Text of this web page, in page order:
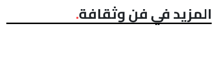
المزيد في فن وثقافة